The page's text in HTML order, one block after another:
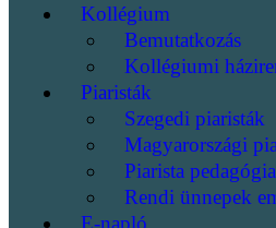
Kollégium
Bemutatkozás
Kollégiumi
Piaristák
Szegedi piaristák
Magyarországi
Piarista
Rendi ünnepek
E-napló